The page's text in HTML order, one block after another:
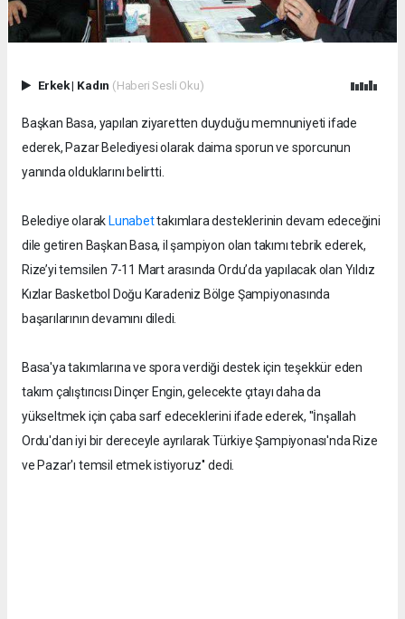
Erkek| Kadın (Haberi Sesli Oku)
Başkan Basa, yapılan ziyaretten duyduğu memnuniyeti ifade
ederek, Pazar Belediyesi olarak daima sporun ve sporcunun
yanında olduklarını belirtti.
Belediye olarak Lunabettakımlara desteklerinin devam edeceğini
dile getiren Başkan Basa, il şampiyon olan takımı tebrik ederek,
Rize’yi temsilen 7-11 Mart arasında Ordu’da yapılacak olan Yıldız
Kızlar Basketbol Doğu Karadeniz Bölge Şampiyonasında
başarılarının devamını diledi.
Basa'ya takımlarına ve spora verdiği destek için teşekkür eden
takım çalıştırıcısı Dinçer Engin, gelecekte çıtayı daha da
yükseltmek için çaba sarf edeceklerini ifade ederek, ''İnşallah
Ordu'dan iyi bir dereceyle ayrılarak Türkiye Şampiyonası'nda Rize
ve Pazar'ı temsil etmek istiyoruz'' dedi.